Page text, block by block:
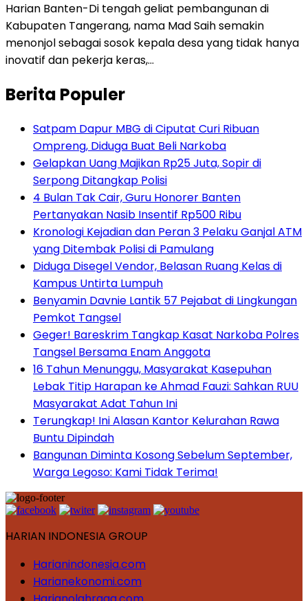
Harian Banten-Di tengah geliat pembangunan di
Kabupaten Tangerang, nama Mad Saih semakin
menonjol sebagai sosok kepala desa yang tidak hanya
inovatif dan pekerja keras,…
Berita Populer
Satpam Dapur MBG di Ciputat Curi Ribuan
Ompreng, Diduga Buat Beli Narkoba
Gelapkan Uang Majikan Rp25 Juta, Sopir di
Serpong Ditangkap Polisi
4 Bulan Tak Cair, Guru Honorer Banten
Pertanyakan Nasib Insentif Rp500 Ribu
Kronologi Kejadian dan Peran 3 Pelaku Ganjal ATM
yang Ditembak Polisi di Pamulang
Diduga Disegel Vendor, Belasan Ruang Kelas di
Kampus Untirta Lumpuh
Benyamin Davnie Lantik 57 Pejabat di Lingkungan
Pemkot Tangsel
Geger! Bareskrim Tangkap Kasat Narkoba Polres
Tangsel Bersama Enam Anggota
16 Tahun Menunggu, Masyarakat Kasepuhan
Lebak Titip Harapan ke Ahmad Fauzi: Sahkan RUU
Masyarakat Adat Tahun Ini
Terungkap! Ini Alasan Kantor Kelurahan Rawa
Buntu Dipindah
Bangunan Diminta Kosong Sebelum September,
Warga Legoso: Kami Tidak Terima!
HARIAN INDONESIA GROUP
Harianindonesia.com
Harianekonomi.com